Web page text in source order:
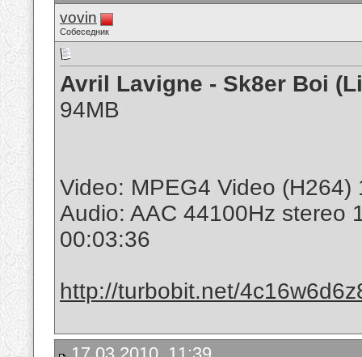
vovin
Собеседник
Avril Lavigne - Sk8er Boi
94MB
Video: MPEG4 Video
Audio: AAC 44100Hz stereo
00:03:36
http://turbobit.net/